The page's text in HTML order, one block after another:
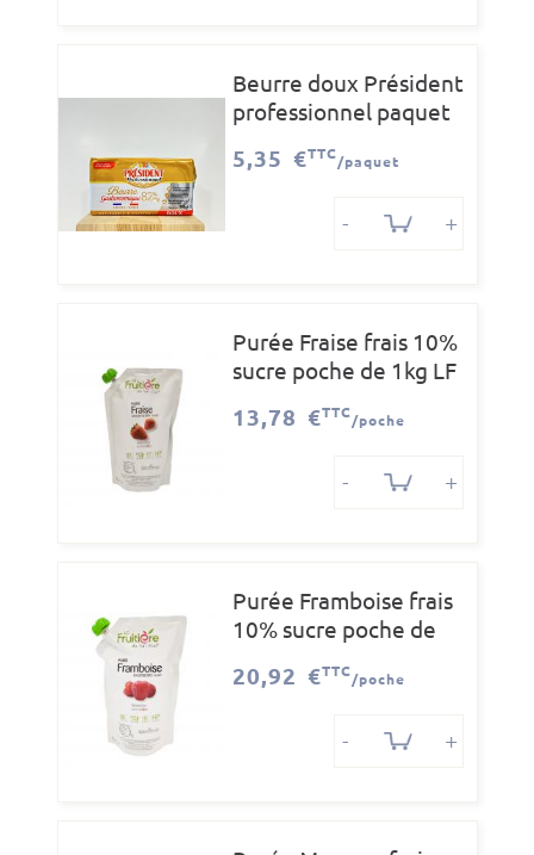
Beurre doux Président
professionnel paquet
5,35 €TTC
/paquet
- +
Purée Fraise frais 10%
sucre poche de 1kg LF
13,78 €TTC
/poche
- +
Purée Framboise frais
10% sucre poche de
20,92 €TTC
/poche
- +